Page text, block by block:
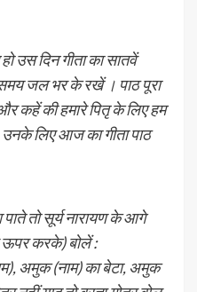
उस दिन गीता का सातवें
जल भर के रखें । पाठ पूरा
कहें की हमारे पितृ के लिए हम
लिए आज का गीता पाठ
तो सूर्य नारायण के आगे
करके) बोलें :
अमुक (नाम) का बेटा, अमुक